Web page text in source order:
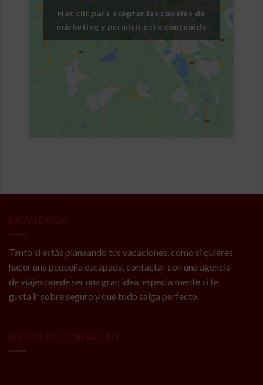
Haz clic para aceptar las cookies de
márketing y permitir este contenido
Tanto si estás planeando tus vacaciones, como si quieres
hacer una pequeña escapada, contactar con una agencia
de viajes puede ser una gran idea, especialmente si te
gusta ir sobre seguro y que todo salga perfecto.